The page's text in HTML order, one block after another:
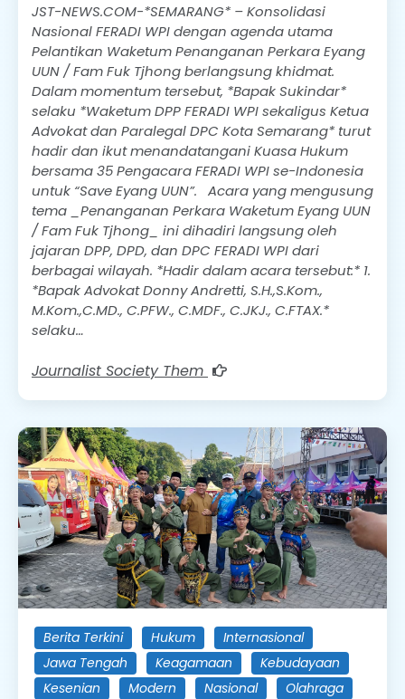
JST-NEWS.COM-*SEMARANG* – Konsolidasi
Nasional FERADI WPI dengan agenda utama
Pelantikan Waketum Penanganan Perkara Eyang
UUN / Fam Fuk Tjhong berlangsung khidmat.
Dalam momentum tersebut, *Bapak Sukindar*
selaku *Waketum DPP FERADI WPI sekaligus Ketua
Advokat dan Paralegal DPC Kota Semarang* turut
hadir dan ikut menandatangani Kuasa Hukum
bersama 35 Pengacara FERADI WPI se-Indonesia
untuk “Save Eyang UUN”. Acara yang mengusung
tema _Penanganan Perkara Waketum Eyang UUN
/ Fam Fuk Tjhong_ ini dihadiri langsung oleh
jajaran DPP, DPD, dan DPC FERADI WPI dari
berbagai wilayah. *Hadir dalam acara tersebut:* 1.
*Bapak Advokat Donny Andretti, S.H.,S.Kom.,
M.Kom.,C.MD., C.PFW., C.MDF., C.JKJ., C.FTAX.*
selaku…
Journalist Society Them
Berita Terkini Hukum
Internasional
Jawa Tengah
Keagamaan
Kebudayaan
Kesenian
Modern Nasional Olahraga